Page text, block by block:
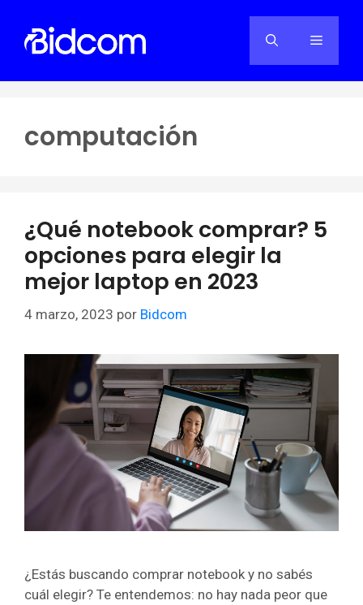
contenido
Menú
computación
¿Qué notebook comprar? 5
opciones para elegir la
mejor laptop en 2023
4 marzo, 2023 por Bidcom
¿Estás buscando comprar notebook y no sabés
cuál elegir? Te entendemos: no hay nada peor que